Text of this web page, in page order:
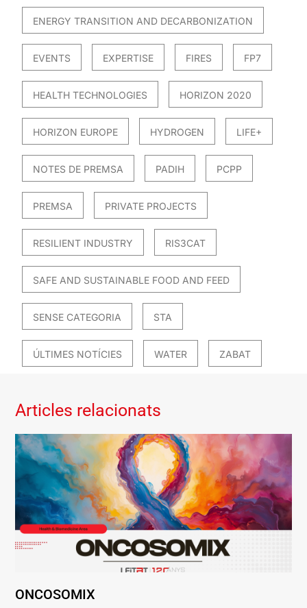
ENERGY TRANSITION AND DECARBONIZATION
EVENTS EXPERTISE FIRES FP7
HEALTH TECHNOLOGIES HORIZON 2020
HORIZON EUROPE HYDROGEN LIFE+
NOTES DE PREMSA PADIH PCPP
PREMSA PRIVATE PROJECTS
RESILIENT INDUSTRY RIS3CAT
SAFE AND SUSTAINABLE FOOD AND FEED
SENSE CATEGORIA STA
ÚLTIMES NOTÍCIES WATER ZABAT
Articles relacionats
ONCOSOMIX